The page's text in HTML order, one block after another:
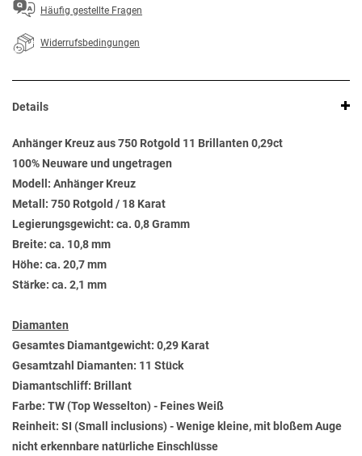
Häufig gestellte Fragen
Widerrufsbedingungen
Details
Anhänger Kreuz aus 750 Rotgold 11 Brillanten 0,29ct
100% Neuware und ungetragen
Modell: Anhänger Kreuz
Metall: 750 Rotgold / 18 Karat
Legierungsgewicht: ca. 0,8 Gramm
Breite: ca. 10,8 mm
Höhe: ca. 20,7 mm
Stärke: ca. 2,1 mm
Diamanten
Gesamtes Diamantgewicht: 0,29 Karat
Gesamtzahl Diamanten: 11 Stück
Diamantschliff: Brillant
Farbe: TW (Top Wesselton) - Feines Weiß
Reinheit: SI (Small inclusions) - Wenige kleine, mit bloßem Auge
nicht erkennbare natürliche Einschlüsse